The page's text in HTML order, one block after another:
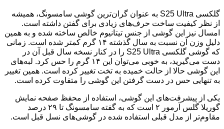
گلکسی S25 Ultra به عنوان گران‌ترین گوشی سامسونگ، همیشه
از نظر کیفیت ساخت حرف‌های زیادی برای گفتن داشته است.
امسال نیز این گوشی از جنس تیتانیوم خالص ساخته شده و به همین
دلیل وزن آن نسبت به سال گذشته ۱۴ گرم کمتر شده است. زمانی
که گوشی گلکسی S25 Ultra را در کنار نسخه سال قبل آن در
دست می‌گیرید، به خوبی می‌توان این ۱۴ گرم را حس کرد. لبه‌های
این گوشی حالا از حالت خمیده به تخت تغییر کرده است. همین تغییر
به تنهایی حس در دست گرفتن این گوشی را متفاوت کرده است.
یکی از پیشرفت‌های این گوشی، استفاده از محفظ صفحه نمایش
گوریلا گلس آرمور ۲ است که به گفته سامسونگ تا ۲۹ درصد
مقاوم‌تر از مدل قبلی استفاده شده در گوشی‌های نسل قبل است.